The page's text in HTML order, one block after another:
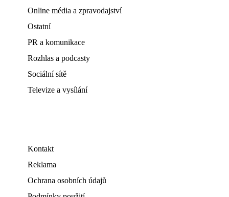
Online média a zpravodajství
Ostatní
PR a komunikace
Rozhlas a podcasty
Sociální sítě
Televize a vysílání
Kontakt
Reklama
Ochrana osobních údajů